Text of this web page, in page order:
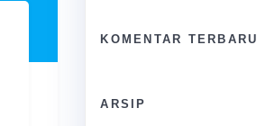
KOMENTAR TERBARU
ARSIP